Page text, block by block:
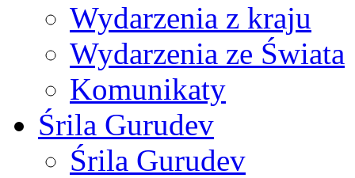
Wydarzenia z kraju
Wydarzenia ze Świata
Komunikaty
Śrila Gurudev
Śrila Gurudev